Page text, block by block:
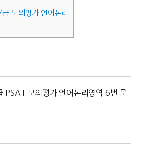
모의평가 언어논리
PSAT 모의평가 언어논리영역 6번 문